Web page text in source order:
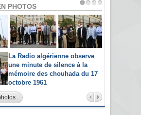
PHOTOS
La Radio algérienne observe
une minute de silence à la
mémoire des chouhada du 17
octobre 1961